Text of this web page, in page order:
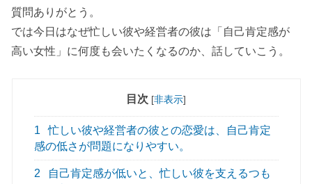
質問ありがとう。
では今日はなぜ忙しい彼や経営者の彼は「自己肯定感が
高い女性」に何度も会いたくなるのか、話していこう。
目次 [非表示]
1
忙しい彼や経営者の彼との恋愛は、自己肯定
感の低さが問題になりやすい。
2
自己肯定感が低いと、忙しい彼を支えるつも